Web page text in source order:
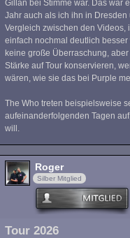
Gillan bei Stimme war. Das war
Jahr auch als ich ihn in
Vergleich zwischen den Videos,
einfach nochmal deutlich
keine große Überraschung,
Stärke auf Tour konservieren,
wären, wie sie das bei Purple
The Who treten beispielsweise
aufeinanderfolgenden Tagen
will.
Roger
Silber Mitglied
Tour 2026